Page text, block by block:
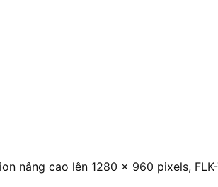
nâng cao lên 1280 × 960 pixels,